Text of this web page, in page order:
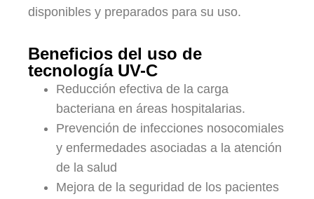
disponibles y preparados para su uso.
Beneficios del uso de
tecnología UV-C
Reducción efectiva de la carga
bacteriana en áreas hospitalarias.
Prevención de infecciones nosocomiales
y enfermedades asociadas a la atención
de la salud
Mejora de la seguridad de los pacientes